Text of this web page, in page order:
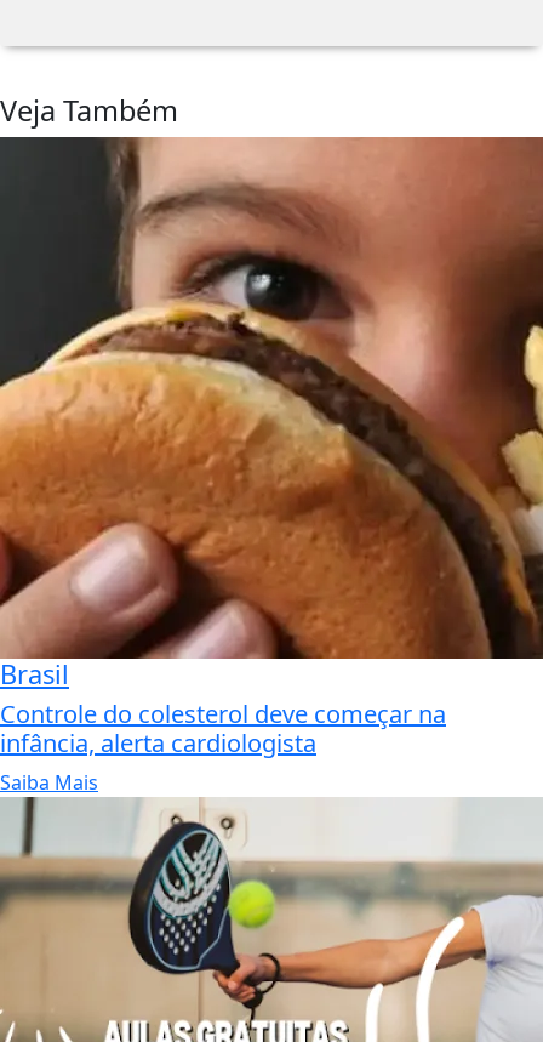
Veja Também
Brasil
Controle do colesterol deve começar na
infância, alerta cardiologista
Saiba Mais